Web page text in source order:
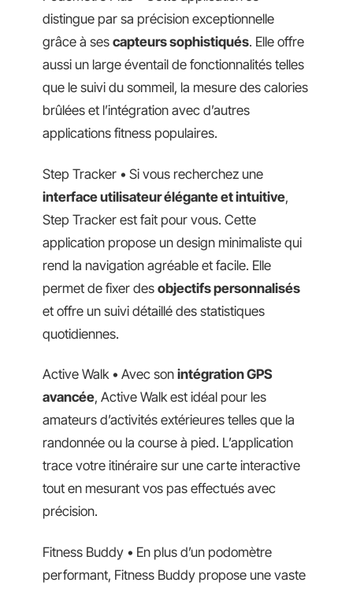
distingue par sa précision exceptionnelle
grâce à ses capteurs sophistiqués. Elle offre
aussi un large éventail de fonctionnalités telles
que le suivi du sommeil, la mesure des calories
brûlées et l’intégration avec d’autres
applications fitness populaires.
Step Tracker • Si vous recherchez une
interface utilisateur élégante et intuitive,
Step Tracker est fait pour vous. Cette
application propose un design minimaliste qui
rend la navigation agréable et facile. Elle
permet de fixer des objectifs personnalisés
et offre un suivi détaillé des statistiques
quotidiennes.
Active Walk • Avec son intégration GPS
avancée, Active Walk est idéal pour les
amateurs d’activités extérieures telles que la
randonnée ou la course à pied. L’application
trace votre itinéraire sur une carte interactive
tout en mesurant vos pas effectués avec
précision.
Fitness Buddy • En plus d’un podomètre
performant, Fitness Buddy propose une vaste